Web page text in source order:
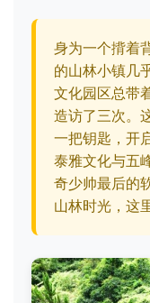
身为一个揹着
的山林小镇几
文化园区总带
造访了三次。
一把钥匙，开
泰雅文化与五
奇少帅最后的
山林时光，这